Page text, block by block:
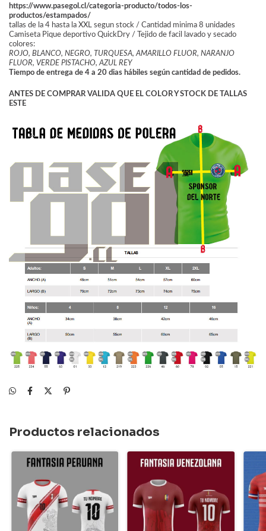
https://www.pasegol.cl/categoria-producto/todos-los-
productos/estampados/
tallas de la 4 hasta la XXL segun stock / Cantidad minima 8 unidades
Camiseta Pique deportivo QuickDry / Tejido de facil lavado y secado
colores:
ROJO, BLANCO, NEGRO, TURQUESA, AMARILLO FLUOR, NARANJO
FLUOR, VERDE PISTACHO, AZUL REY
Tiempo de entrega de 4 a 20 dias hábiles según cantidad de pedidos.
ANTES DE COMPRAR VALIDA QUE EL COLOR Y STOCK DE TALLAS
ESTE
Productos relacionados